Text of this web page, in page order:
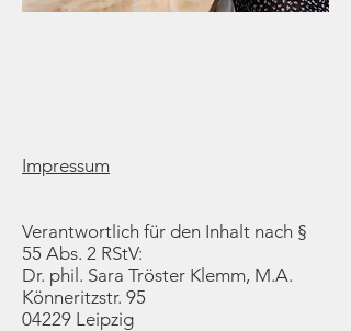
Impressum
Verantwortlich für den Inhalt nach §
55 Abs. 2 RStV:
Dr. phil. Sara Tröster Klemm, M.A.
Könneritzstr. 95
04229 Leipzig